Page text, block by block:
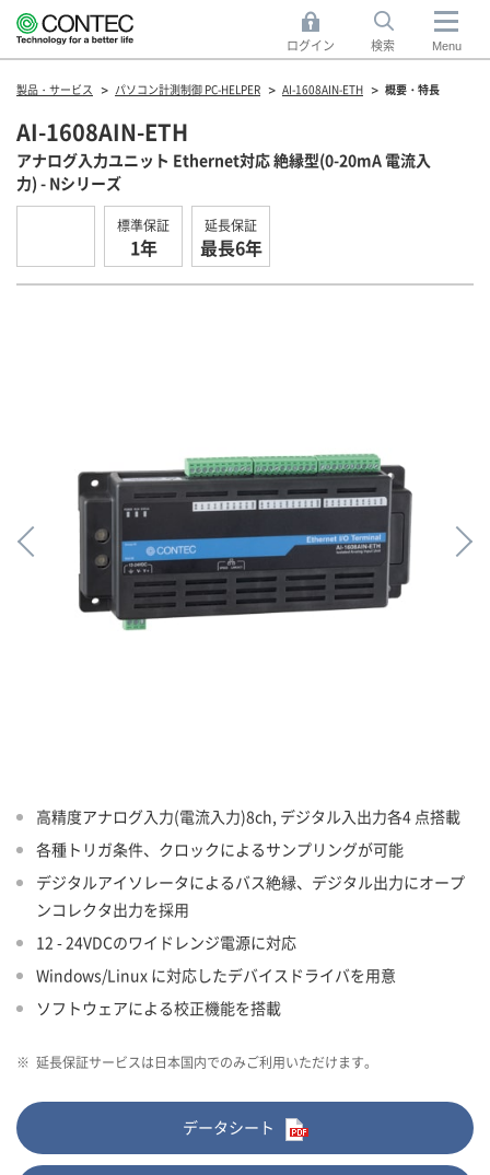
ログイン 検索 Menu
製品・サービス パソコン計測制御 PC-HELPER AI-1608AIN-ETH 概要・特長
AI-1608AIN-ETH
アナログ入力ユニット Ethernet対応 絶縁型(0-20mA 電流入
力) - Nシリーズ
標準保証
1年
延長保証
最長6年
高精度アナログ入力(電流入力)8ch, デジタル入出力各4 点搭載
各種トリガ条件、クロックによるサンプリングが可能
デジタルアイソレータによるバス絶縁、デジタル出力にオープ
ンコレクタ出力を採用
12 - 24VDCのワイドレンジ電源に対応
Windows/Linux に対応したデバイスドライバを用意
ソフトウェアによる校正機能を搭載
※ 延長保証サービスは日本国内でのみご利用いただけます。
データシート